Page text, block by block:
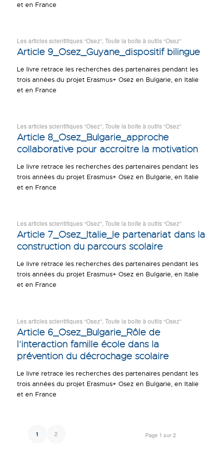
et en France
Les articles scientifiques “Osez”,Toute la boîte à outils “Osez”
Article 9_Osez_Guyane_dispositif bilingue
Le livre retrace les recherches des partenaires pendant les
trois années du projet Erasmus+ Osez en Bulgarie, en Italie
et en France
Les articles scientifiques “Osez”,Toute la boîte à outils “Osez”
Article 8_Osez_Bulgarie_approche
collaborative pour accroitre la motivation
Le livre retrace les recherches des partenaires pendant les
trois années du projet Erasmus+ Osez en Bulgarie, en Italie
et en France
Les articles scientifiques “Osez”,Toute la boîte à outils “Osez”
Article 7_Osez_Italie_le partenariat dans la
construction du parcours scolaire
Le livre retrace les recherches des partenaires pendant les
trois années du projet Erasmus+ Osez en Bulgarie, en Italie
et en France
Les articles scientifiques “Osez”, Toute la boîte à outils “Osez”
Article 6_Osez_Bulgarie_Rôle de
l’interaction famille école dans la
prévention du décrochage scolaire
Le livre retrace les recherches des partenaires pendant les
trois années du projet Erasmus+ Osez en Bulgarie, en Italie
et en France
Page 1 sur 2
1 2